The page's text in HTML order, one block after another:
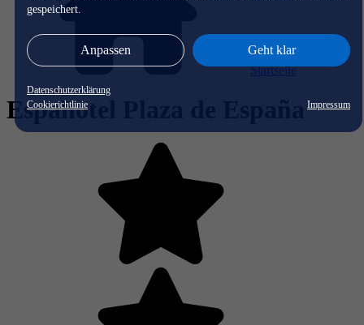
gespeichert.
Anpassen Geht klar
Datenschutzerklärung
Cookierichtlinie
Impressum
Startseite
Espahotel Plaza de España